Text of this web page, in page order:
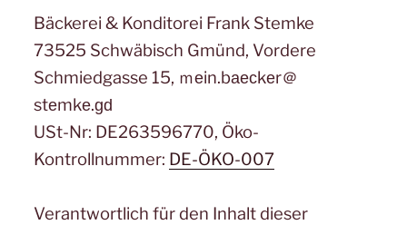
Bäckerei & Konditorei Frank Stemke
73525 Schwäbisch Gmünd, Vordere
Schmiedgasse 15, ｍеin.bаеϲkеr＠
stеmkе.ɡԁ
USt-Nr: DE263596770, Öko-
Kontrollnummer: DE-ÖKO-007
Verantwortlich für den Inhalt dieser